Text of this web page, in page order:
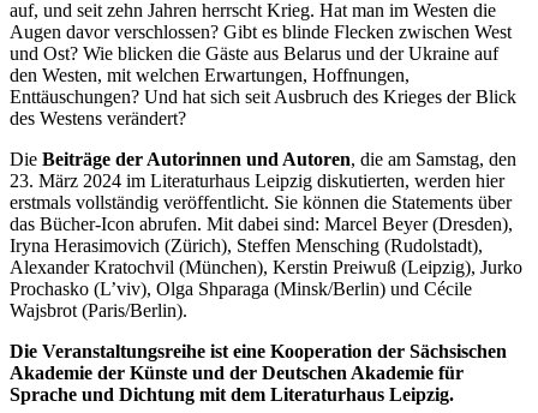
auf, und seit zehn Jahren herrscht Krieg. Hat man im Westen die
Augen davor verschlossen? Gibt es blinde Flecken zwischen West
und Ost? Wie blicken die Gäste aus Belarus und der Ukraine auf
den Westen, mit welchen Erwartungen, Hoffnungen,
Enttäuschungen? Und hat sich seit Ausbruch des Krieges der Blick
des Westens verändert?
Die Beiträge der Autorinnen und Autoren, die am Samstag, den
23. März 2024 im Literaturhaus Leipzig diskutierten, werden hier
erstmals vollständig veröffentlicht. Sie können die Statements über
das Bücher-Icon abrufen. Mit dabei sind: Marcel Beyer (Dresden),
Iryna Herasimovich (Zürich), Steffen Mensching (Rudolstadt),
Alexander Kratochvil (München), Kerstin Preiwuß (Leipzig), Jurko
Prochasko (L’viv), Olga Shparaga (Minsk/Berlin) und Cécile
Wajsbrot (Paris/Berlin).
Die Veranstaltungsreihe ist eine Kooperation der Sächsischen
Akademie der Künste und der Deutschen Akademie für
Sprache und Dichtung mit dem Literaturhaus Leipzig.